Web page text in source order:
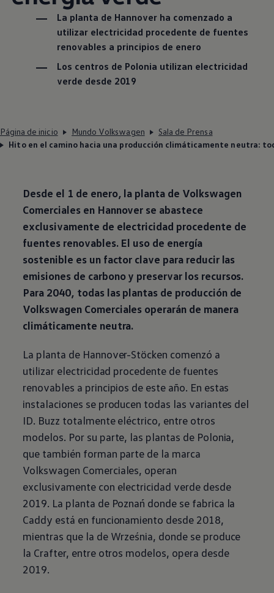
La planta de Hannover ha comenzado a
utilizar electricidad procedente de fuentes
renovables a principios de enero
Los centros de Polonia utilizan electricidad
verde desde 2019
Página de inicio Mundo Volkswagen
Sala de Prensa
Hito en el camino hacia una producción climáticamente neutra:
Desde el 1 de enero, la planta de Volkswagen
Comerciales en Hannover se abastece
exclusivamente de electricidad procedente de
fuentes renovables. El uso de energía
sostenible es un factor clave para reducir las
emisiones de carbono y preservar los recursos.
Para 2040, todas las plantas de producción de
VolkswagenComerciales operarán de manera
climáticamente neutra.
La planta de Hannover-Stöcken comenzó a
utilizar electricidad procedente de fuentes
renovables a principios de este año. En estas
instalaciones se producen todas las variantes del
ID. Buzz totalmente eléctrico, entre otros
modelos. Por su parte, las plantas de Polonia,
que también forman parte de la marca
Volkswagen Comerciales, operan
exclusivamente con electricidad verde desde
2019. La planta de Poznań donde se fabrica la
Caddy está en funcionamiento desde 2018,
mientras que la de Września, donde se produce
la Crafter, entre otros modelos, opera desde
2019.